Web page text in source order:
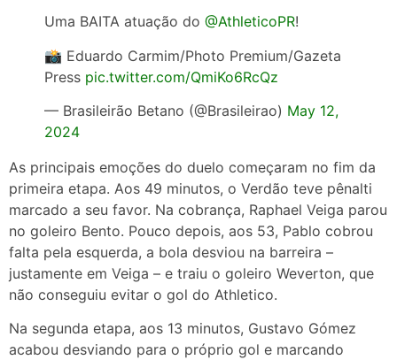
Uma BAITA atuação do @AthleticoPR!
📸 Eduardo Carmim/Photo Premium/Gazeta
Press pic.twitter.com/QmiKo6RcQz
— Brasileirão Betano (@Brasileirao) May 12,
2024
As principais emoções do duelo começaram no fim da
primeira etapa. Aos 49 minutos, o Verdão teve pênalti
marcado a seu favor. Na cobrança, Raphael Veiga parou
no goleiro Bento. Pouco depois, aos 53, Pablo cobrou
falta pela esquerda, a bola desviou na barreira –
justamente em Veiga – e traiu o goleiro Weverton, que
não conseguiu evitar o gol do Athletico.
Na segunda etapa, aos 13 minutos, Gustavo Gómez
acabou desviando para o próprio gol e marcando